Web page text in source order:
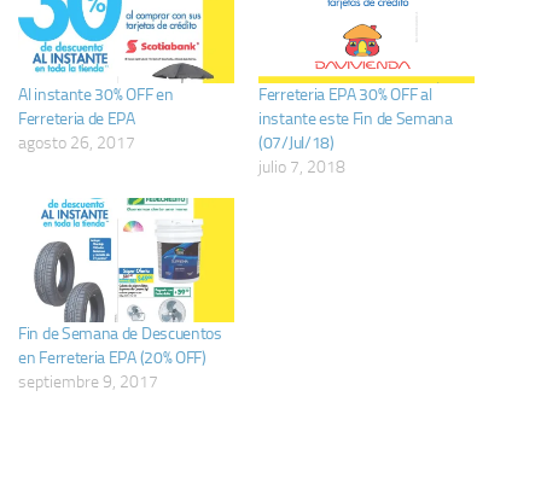
Al instante 30% OFF en
Ferreteria de EPA
agosto 26, 2017
Ferreteria EPA 30% OFF al
instante este Fin de Semana
(07/Jul/18)
julio 7, 2018
Fin de Semana de Descuentos
en Ferreteria EPA (20% OFF)
septiembre 9, 2017